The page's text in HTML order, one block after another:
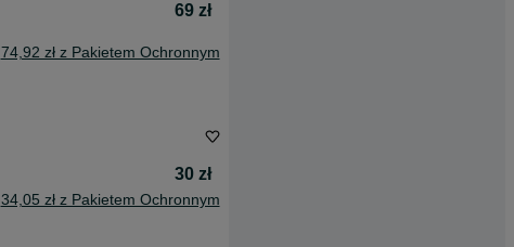
69 zł
74,92 zł z Pakietem Ochronnym
30 zł
34,05 zł z Pakietem Ochronnym